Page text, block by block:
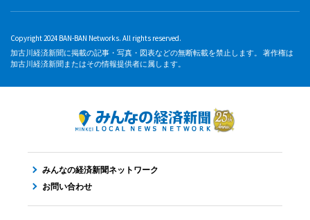
Copyright 2024 BAN-BAN Networks. All rights reserved.
加古川経済新聞に掲載の記事・写真・図表などの無断転載を禁止します。 著作権は
加古川経済新聞またはその情報提供者に属します。
みんなの経済新聞ネットワーク
お問い合わせ